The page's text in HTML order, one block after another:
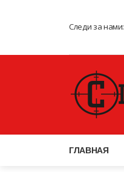
Следи за нами:
ГЛАВНАЯ